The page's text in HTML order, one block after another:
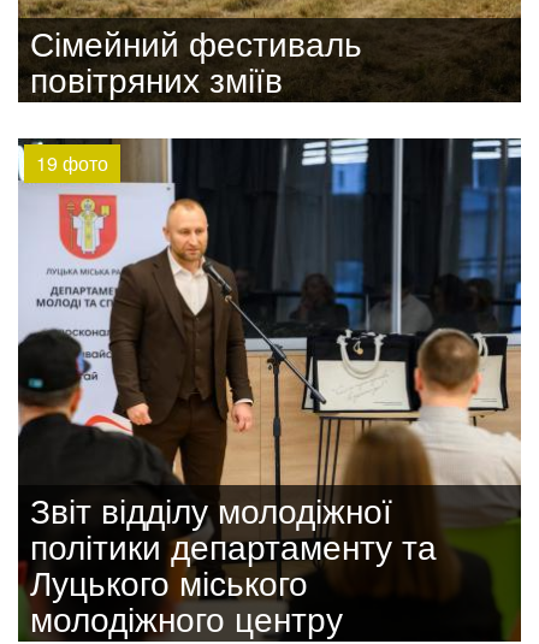
Сімейний фестиваль
повітряних зміїв
19 фото
Звіт відділу молодіжної
політики департаменту та
Луцького міського
молодіжного центру